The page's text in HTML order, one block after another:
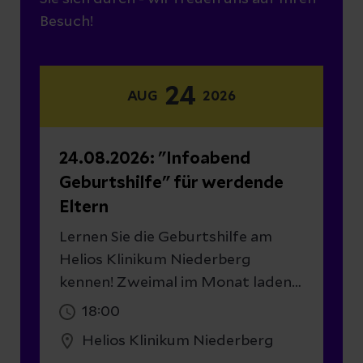
Besuch!
AUG 24 2026
24.08.2026: "Infoabend
Geburtshilfe" für werdende
Eltern
Lernen Sie die Geburtshilfe am
Helios Klinikum Niederberg
kennen! Zweimal im Monat laden
die Helios Elternschule, das Team
Kinderklinik zu einem Infoabend
18:00
Helios Klinikum Niederberg